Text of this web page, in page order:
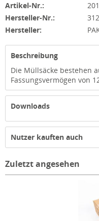
Artikel-Nr.:
Hersteller-Nr.:
Hersteller:
Beschreibung
Die Müllsäcke bestehen
Fassungsvermögen von
Downloads
Nutzer kauften auch
Zuletzt angesehen